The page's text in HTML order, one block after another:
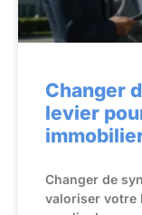
Changer
levier
Changer de
valoriser votre